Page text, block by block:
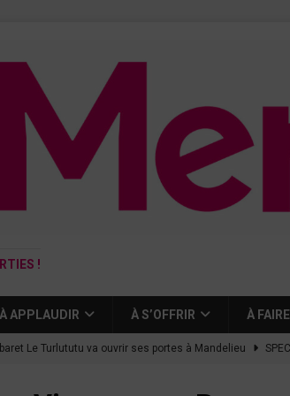
!
À APPLAUDIR À S’OFFRIR À FAIRE
Le Turlututu va ouvrir ses portes à Mandelieu